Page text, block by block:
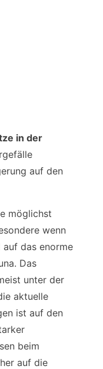
in der
auf den
möglichst
wenn
das enorme
Das
unter der
aktuelle
ist auf den
beim
auf die